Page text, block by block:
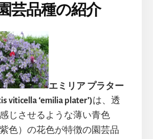
芸品種の紹介
エミリア プラター
viticella ‘emilia plater’)は、透
じさせるような薄い青色
紫色）の花色が特徴の園芸品